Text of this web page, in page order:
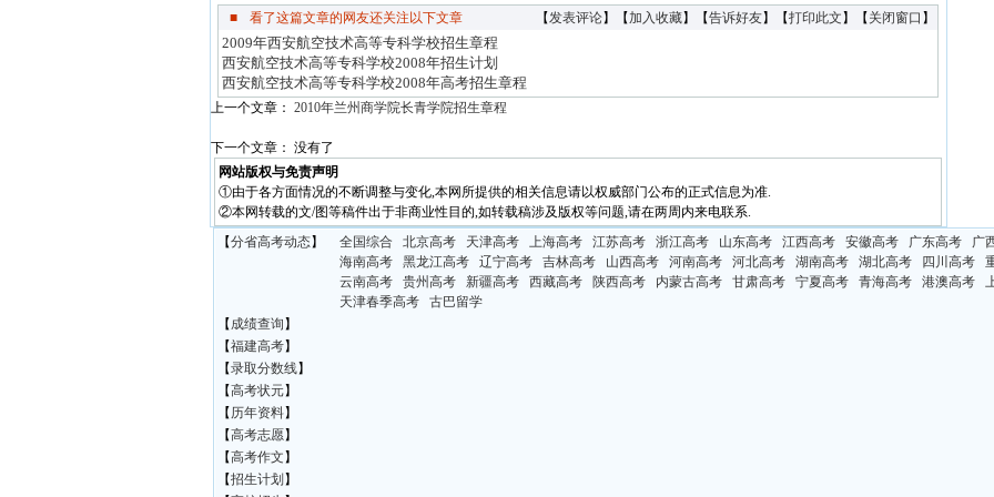
■ 看了这篇文章的网友还关注以下文章 【发表评论】【加入收藏】【告诉好友】【打印此文 】【 关闭窗口 】
2009年西安航空技术高等专科学校招生章程
西安航空技术高等专科学校2008年招生计划
西安航空技术高等专科学校2008年高考招生章程
上一个文章： 2010年兰州商学院长青学院招生章程
下一个文章： 没有了
网站版权与免责声明
①由于各方面情况的不断调整与变化,本网所提供的相关信息请以权威部门公布的正式信息为准.
②本网转载的文/图等稿件出于非商业性目的,如转载稿涉及版权等问题,请在两周内来电联系.
【分省高考动态】 全国综合 北京高考 天津高考 上海高考 江苏高考 浙江高考 山东高考 江西高考 安徽高考 广东高考
广
海南高考
黑龙江高考 辽宁高考 吉林高考 山西高考 河南高考 河北高考 湖南高考 湖北高考 四川高考
云南高考
贵州高考 新疆高考 西藏高考 陕西高考 内蒙古高考 甘肃高考 宁夏高考 青海高考 港澳高考
天津春季高考
古巴留学
【 成绩查询 】
【福建高考】
【录取分数线】
【高考状元】
【 历年资料】
【高考志愿】
【高考作文 】
【招生计划 】